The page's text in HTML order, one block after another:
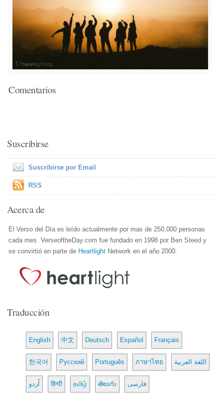
Comentarios
Suscribirse
Suscribirse por Email
RSS
Acerca de
El Verso del Día es leído actualmente por mas de 250,000 personas
cada mes. VerseoftheDay.com fue fundado en 1998 por Ben Steed y
se convirtió en parte de Heartlight Network en el año 2000.
Traducción
English 中文 Deutsch Español Français
한국어 Русский Português ภาษาไทย اللغة العربية
اُردو हिन्दी தமிழ் తెలుగు فارسی